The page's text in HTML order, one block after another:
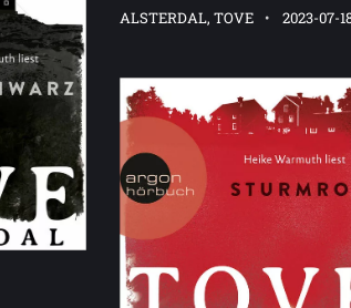
ALSTERDAL, TOVE 2023-07-